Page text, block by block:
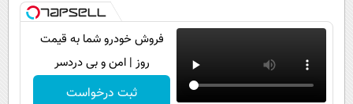
فروش خودرو شما به قیمت
روز | امن و بی دردسر
ثبت درخواست